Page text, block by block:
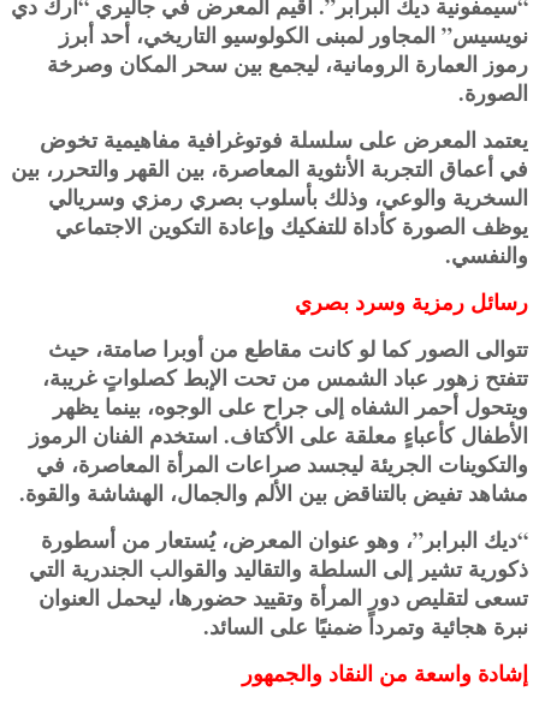
نويسيس” المجاور لمبنى الكولوسيو التاريخي، أحد أبرز
رموز العمارة الرومانية، ليجمع بين سحر المكان وصرخة
الصورة.
يعتمد المعرض على سلسلة فوتوغرافية مفاهيمية تخوض
في أعماق التجربة الأنثوية المعاصرة، بين القهر والتحرر، بين
السخرية والوعي، وذلك بأسلوب بصري رمزي وسريالي
يوظف الصورة كأداة للتفكيك وإعادة التكوين الاجتماعي
والنفسي.
رسائل رمزية وسرد بصري
تتوالى الصور كما لو كانت مقاطع من أوبرا صامتة، حيث
تتفتح زهور عباد الشمس من تحت الإبط كصلواتٍ غريبة،
ويتحول أحمر الشفاه إلى جراح على الوجوه، بينما يظهر
الأطفال كأعباءٍ معلقة على الأكتاف. استخدم الفنان الرموز
والتكوينات الجريئة ليجسد صراعات المرأة المعاصرة، في
مشاهد تفيض بالتناقض بين الألم والجمال، الهشاشة والقوة.
“ديك البرابر”، وهو عنوان المعرض، يُستعار من أسطورة
ذكورية تشير إلى السلطة والتقاليد والقوالب الجندرية التي
تسعى لتقليص دور المرأة وتقييد حضورها، ليحمل العنوان
نبرة هجائية وتمرداً ضمنيًا على السائد.
إشادة واسعة من النقاد والجمهور